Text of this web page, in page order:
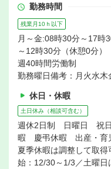
勤務時間
残業月10ｈ以下
月～金:08時30分～17時
～12時30分（休憩0分）
週40時間労働制
勤務曜日備考：月火水木
休日・休暇
土日休み（相談可含む）
週休2日制 日曜日 祝
暇 慶弔休暇 出産・育
夏季休暇は調整して取
始：12/30～1/3／土曜日